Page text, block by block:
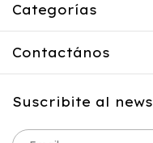
Categorías
Contactános
Suscribite al